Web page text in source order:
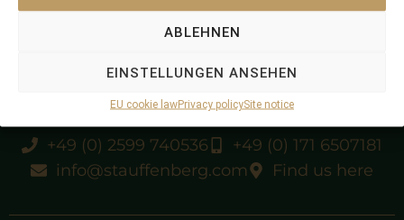
ABLEHNEN
EINSTELLUNGEN ANSEHEN
EU cookie lawPrivacy policySite notice
+49 (0) 2599 740536
+49 (0) 171 6507181
info@stauffenberg.com
Find us here